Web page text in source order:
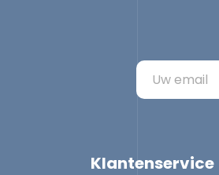
Klantenservice